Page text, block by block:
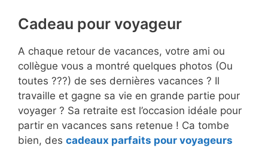
Cadeau pour voyageur
A chaque retour de vacances, votre ami ou
collègue vous a montré quelques photos (Ou
toutes ???) de ses dernières vacances ? Il
travaille et gagne sa vie en grande partie pour
voyager ? Sa retraite est l’occasion idéale pour
partir en vacances sans retenue ! Ca tombe
bien, des cadeaux parfaits pour voyageurs